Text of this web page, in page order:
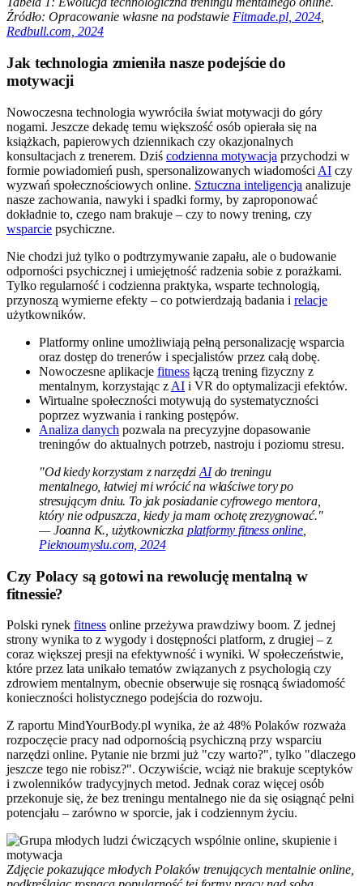
Źródło: Opracowanie własne na podstawie Fitmade.pl, 2024
Redbull.com, 2024
Jak technologia zmieniła nasze podejście do
motywacji
Nowoczesna technologia wywróciła świat motywacji do góry
nogami. Jeszcze dekadę temu większość osób opierała się na
książkach, papierowych dziennikach czy okazjonalnych
konsultacjach z trenerem. Dziś codzienna motywacja przychodzi w
formie powiadomień push, spersonalizowanych wiadomości AI czy
wyzwań społecznościowych online. Sztuczna inteligencja analizuje
nasze zachowania, nawyki i spadki formy, by zaproponować
dokładnie to, czego nam brakuje – czy to nowy trening, czy
wsparcie psychiczne.
Nie chodzi już tylko o podtrzymywanie zapału, ale o budowanie
odporności psychicznej i umiejętność radzenia sobie z porażkami.
Tylko regularność i codzienna praktyka, wsparte technologią,
przynoszą wymierne efekty – co potwierdzają badania i relacje
użytkowników.
Platformy online umożliwiają pełną personalizację wsparcia
oraz dostęp do trenerów i specjalistów przez całą dobę.
Nowoczesne aplikacje fitness łączą trening fizyczny z
mentalnym, korzystając z AI i VR do optymalizacji efektów.
Wirtualne społeczności motywują do systematyczności
poprzez wyzwania i ranking postępów.
Analiza danych pozwala na precyzyjne dopasowanie
treningów do aktualnych potrzeb, nastroju i poziomu stresu.
"Od kiedy korzystam z narzędziAIdo treningu
mentalnego, łatwiej mi wrócić na właściwe tory po
stresującym dniu. To jak posiadanie cyfrowego mentora,
który nie odpuszcza, kiedy ja mam ochotę zrezygnować."
— Joanna K., użytkowniczka platformy fitness online,
Pieknoumyslu.com, 2024
Czy Polacy są gotowi na rewolucję mentalną w
fitnessie?
Polski rynek fitness online przeżywa prawdziwy boom. Z jednej
strony wynika to z wygody i dostępności platform, z drugiej – z
coraz większej presji na efektywność i wyniki. W społeczeństwie,
które przez lata unikało tematów związanych z psychologią czy
zdrowiem mentalnym, obecnie obserwuje się rosnącą świadomość
konieczności holistycznego podejścia do rozwoju.
Z raportu MindYourBody.pl wynika, że aż 48% Polaków rozważa
rozpoczęcie pracy nad odpornością psychiczną przy wsparciu
narzędzi online. Pytanie nie brzmi już "czy warto?", tylko "dlaczego
jeszcze tego nie robisz?". Oczywiście, wciąż nie brakuje sceptyków
i zwolenników tradycyjnych metod. Jednak coraz więcej osób
przekonuje się, że bez treningu mentalnego nie da się osiągnąć pełni
potencjału – zarówno w sporcie, jak i codziennym życiu.
Zdjęcie pokazujące młodych Polaków trenujących mentalnie online,